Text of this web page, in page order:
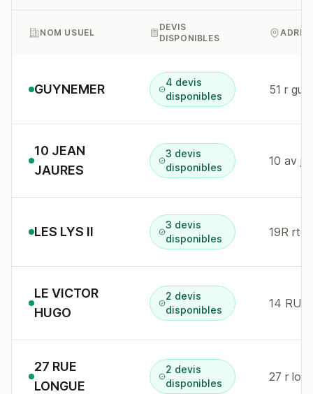
NOM USUEL
DEVIS
DISPONIBLES
GUYNEMER
4 devis
disponibles
51 r
10 JEAN
JAURES
3 devis
disponibles
10 av
LES LYS II
3 devis
disponibles
LE VICTOR
HUGO
2 devis
disponibles
14 RUE
27 RUE
LONGUE
2 devis
disponibles
27 r